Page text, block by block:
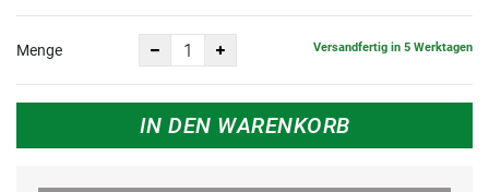
Menge Versandfertig in 5 Werktagen
IN DEN WARENKORB